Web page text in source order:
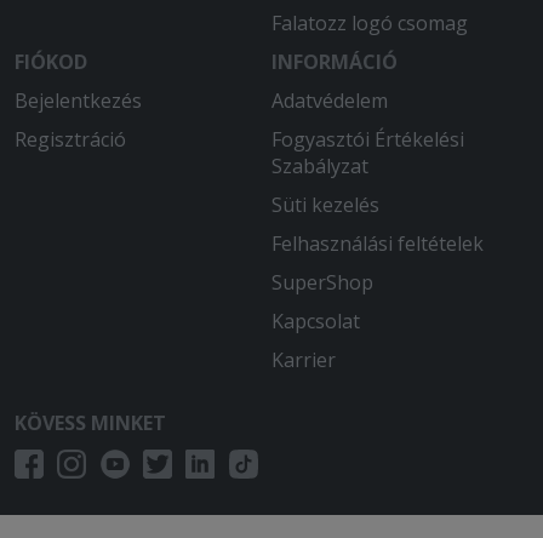
Falatozz logó csomag
FIÓKOD
Bejelentkezés
Regisztráció
INFORMÁCIÓ
Adatvédelem
Fogyasztói Értékelési
Szabályzat
Süti kezelés
Felhasználási feltételek
SuperShop
Kapcsolat
Karrier
KÖVESS MINKET